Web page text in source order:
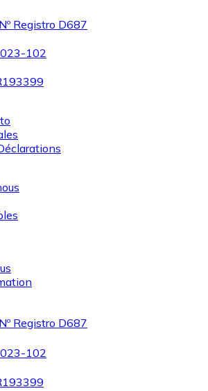
avec virement bancaire
Nº Registro D687
102
Nº Registro D687
102